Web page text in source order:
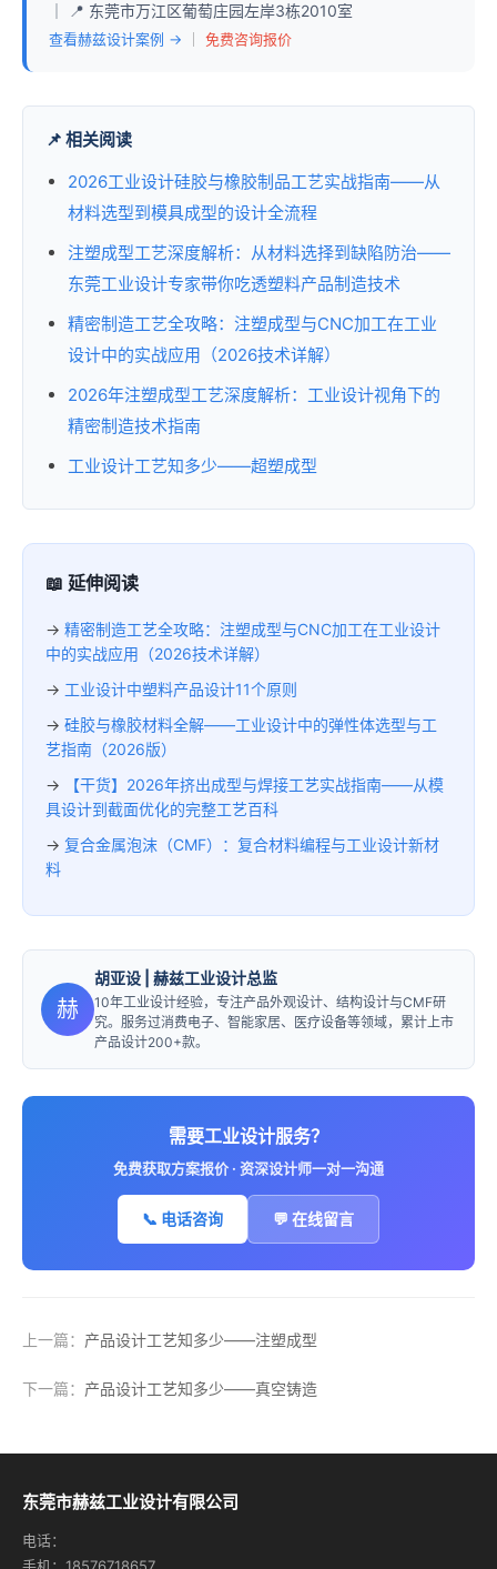
｜ 📍 东莞市万江区葡萄庄园左岸3栋2010室
查看赫兹设计案例 → 免费咨询报价
📌 相关阅读
2026工业设计硅胶与橡胶制品工艺实战指南——从
材料选型到模具成型的设计全流程
注塑成型工艺深度解析：从材料选择到缺陷防治——
东莞工业设计专家带你吃透塑料产品制造技术
精密制造工艺全攻略：注塑成型与CNC加工在工业
设计中的实战应用（2026技术详解）
2026年注塑成型工艺深度解析：工业设计视角下的
精密制造技术指南
工业设计工艺知多少——超塑成型
📖 延伸阅读
→ 精密制造工艺全攻略：注塑成型与CNC加工在工业设计
中的实战应用（2026技术详解）
→ 工业设计中塑料产品设计11个原则
→ 硅胶与橡胶材料全解——工业设计中的弹性体选型与工
艺指南（2026版）
→
【干货】2026年挤出成型与焊接工艺实战指南——从模
具设计到截面优化的完整工艺百科
→ 复合金属泡沫（CMF）：复合材料编程与工业设计新材
料
赫
胡亚设 | 赫兹工业设计总监
10年工业设计经验，专注产品外观设计、结构设计与CMF研
究。服务过消费电子、智能家居、医疗设备等领域，累计上市
产品设计200+款。
需要工业设计服务？
免费获取方案报价 · 资深设计师一对一沟通
📞 电话咨询 💬 在线留言
上一篇： 产品设计工艺知多少——注塑成型
下一篇： 产品设计工艺知多少——真空铸造
东莞市赫兹工业设计有限公司
电话：